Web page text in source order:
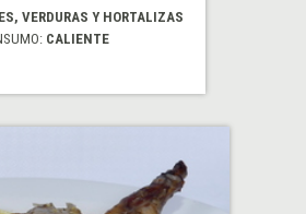
VERDURAS Y HORTALIZAS
CALIENTE